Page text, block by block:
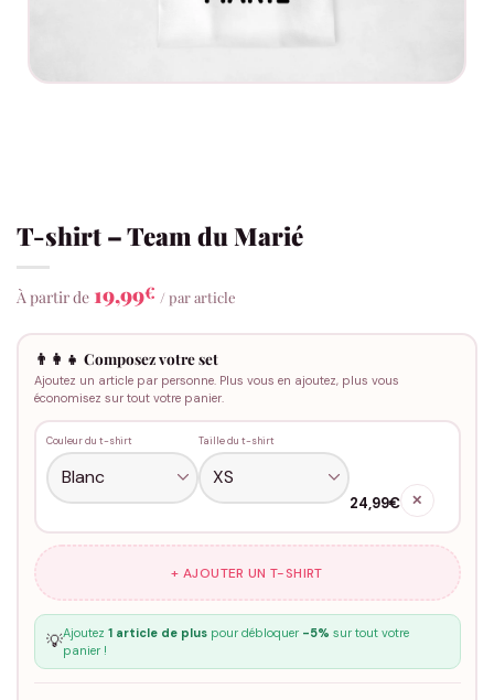
T-shirt – Team du Marié
À partir de 19,99€ / par article
👨‍👩‍👧 Composez votre set
Ajoutez un article par personne. Plus vous en ajoutez, plus vous
économisez sur tout votre panier.
Couleur du t-shirt Taille du t-shirt
24,99€ ✕
+ AJOUTER UN T-SHIRT
💡Ajoutez 1 article de pluspour débloquer -5% sur tout votre
panier !